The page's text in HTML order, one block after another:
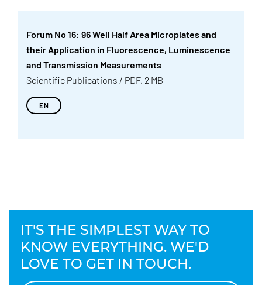
Forum No 16: 96 Well Half Area Microplates and
their Application in Fluorescence, Luminescence
and Transmission Measurements
Scientific Publications / PDF, 2 MB
EN
IT'S THE SIMPLEST WAY TO
KNOW EVERYTHING. WE'D
LOVE TO GET IN TOUCH.